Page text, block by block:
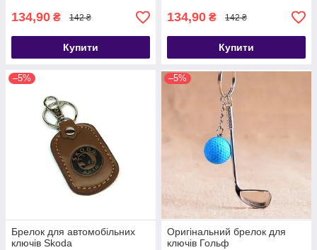
134,90 ₴ 142 ₴
Купити
134,90 ₴ 142 ₴
Купити
–5%
Брелок для автомобільних
ключів Skoda
–5%
Оригінальний брелок для
ключів Гольф